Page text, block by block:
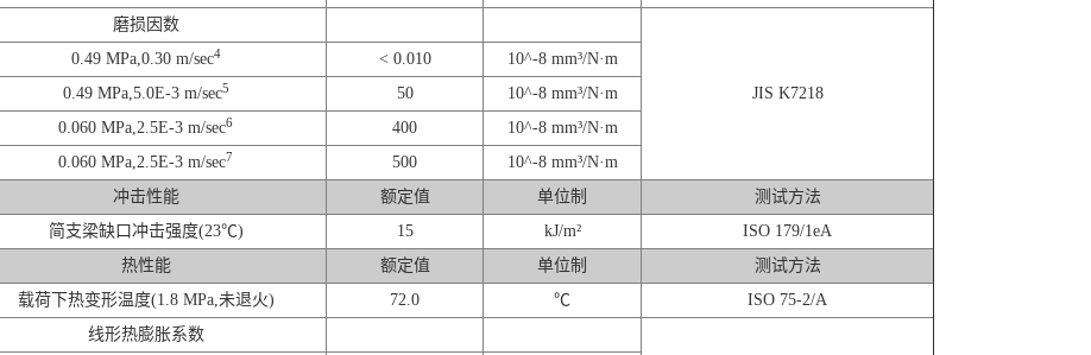
磨损因数
JIS K7218
0.49 MPa,0.30 m/sec4 < 0.010
10^-8 mm³/N·m
0.49 MPa,5.0E-3 m/sec5 50
10^-8 mm³/N·m
0.060 MPa,2.5E-3 m/sec6 400
10^-8 mm³/N·m
0.060 MPa,2.5E-3 m/sec7 500
10^-8 mm³/N·m
冲击性能
额定值 单位制
测试方法
简支梁缺口冲击强度(23℃)
15 kJ/m²
ISO 179/1eA
热性能
额定值 单位制
测试方法
载荷下热变形温度(1.8 MPa,未退火)
72.0 ℃
ISO 75-2/A
线形热膨胀系数